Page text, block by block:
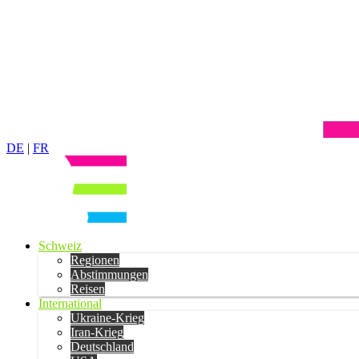
DE | FR
Schweiz
Regionen
Abstimmungen
Reisen
International
Ukraine-Krieg
Iran-Krieg
Deutschland